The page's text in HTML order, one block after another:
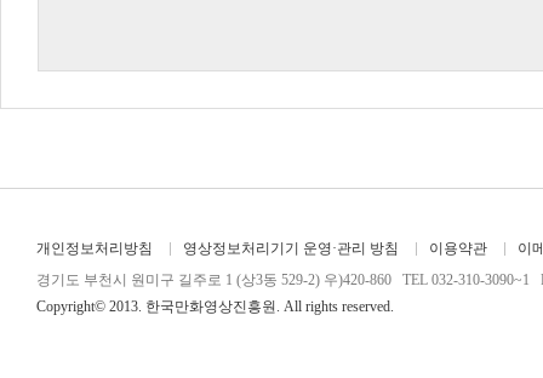
개인정보처리방침 영상정보처리기기 운영·관리 방침 이용약관
이
경기도 부천시 원미구 길주로 1 (상3동 529-2) 우)420-860 TEL 032-310-3090~1
Copyright© 2013. 한국만화영상진흥원. All rights reserved.